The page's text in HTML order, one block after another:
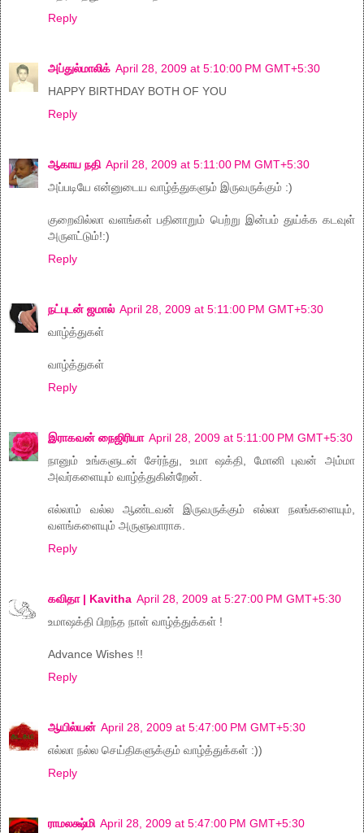
Reply
அப்துல்மாலிக் April 28, 2009 at 5:10:00 PM GMT+5:30
HAPPY BIRTHDAY BOTH OF YOU
Reply
ஆகாய நதி April 28, 2009 at 5:11:00 PM GMT+5:30
அப்படியே என்னுடைய வாழ்த்துகளும் இருவருக்கும் :)
குறைவில்லா வளங்கள் பதினாறும் பெற்று இன்பம் துய்க்க கடவுள்
அருளட்டும்!:)
Reply
நட்புடன் ஜமால் April 28, 2009 at 5:11:00 PM GMT+5:30
வாழ்த்துகள்
வாழ்த்துகள்
Reply
இராகவன் நைஜிரியா April 28, 2009 at 5:11:00 PM GMT+5:30
நானும் உங்களுடன் சேர்ந்து, உமா ஷக்தி, மோனி புவன் அம்மா
அவர்களையும் வாழ்த்துகின்றேன்.
எல்லாம் வல்ல ஆண்டவன் இருவருக்கும் எல்லா நலங்களையும்,
வளங்களையும் அருளுவாராக.
Reply
கவிதா | Kavitha April 28, 2009 at 5:27:00 PM GMT+5:30
உமாஷக்தி பிறந்த நாள் வாழ்த்துக்கள் !
Advance Wishes !!
Reply
ஆயில்யன் April 28, 2009 at 5:47:00 PM GMT+5:30
எல்லா நல்ல செய்திகளுக்கும் வாழ்த்துக்கள் :))
Reply
ராமலக்ஷ்மி April 28, 2009 at 5:47:00 PM GMT+5:30